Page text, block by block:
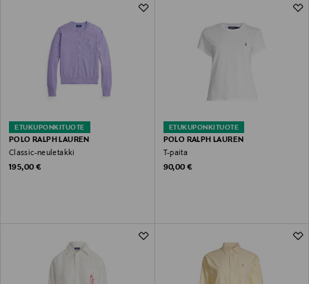
ETUKUPONKITUOTE
POLO RALPH LAUREN
Classic-neuletakki
Original Price
195,00 €
ETUKUPONKITUOTE
POLO RALPH LAUREN
T-paita
Original Price
90,00 €